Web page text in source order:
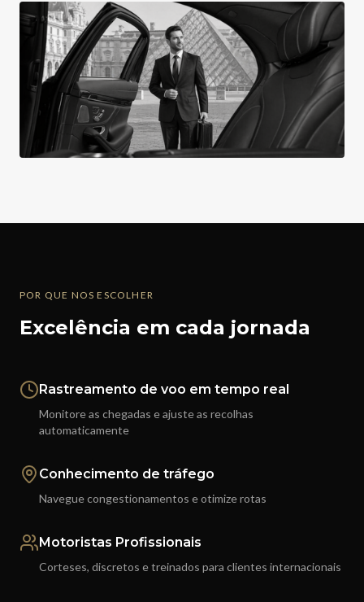
POR QUE NOS ESCOLHER
Excelência em cada jornada
Rastreamento de voo em tempo real
Monitore as chegadas e ajuste as recolhas
automaticamente
Conhecimento de tráfego
Navegue congestionamentos e otimize rotas
Motoristas Profissionais
Corteses, discretos e treinados para clientes internacionais